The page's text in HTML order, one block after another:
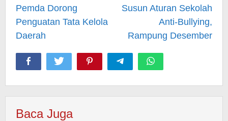
Pemda Dorong
Penguatan Tata Kelola
Daerah
Susun Aturan Sekolah
Anti-Bullying,
Rampung Desember
Baca Juga